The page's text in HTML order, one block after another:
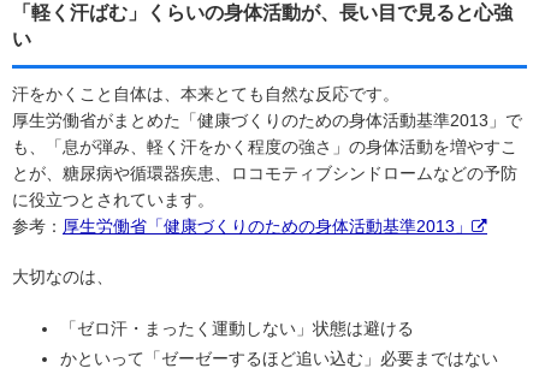
「軽く汗ばむ」くらいの身体活動が、長い目で見ると心強
い
汗をかくこと自体は、本来とても自然な反応です。
厚生労働省がまとめた「健康づくりのための身体活動基準2013」で
も、「息が弾み、軽く汗をかく程度の強さ」の身体活動を増やすこ
とが、糖尿病や循環器疾患、ロコモティブシンドロームなどの予防
に役立つとされています。
参考： 厚生労働省「健康づくりのための身体活動基準2013」
大切なのは、
「ゼロ汗・まったく運動しない」状態は避ける
かといって「ゼーゼーするほど追い込む」必要まではない